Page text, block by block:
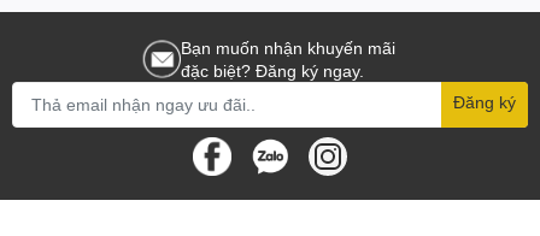
Bạn muốn nhận khuyến mãi
đặc biệt? Đăng ký ngay.
Đăng ký